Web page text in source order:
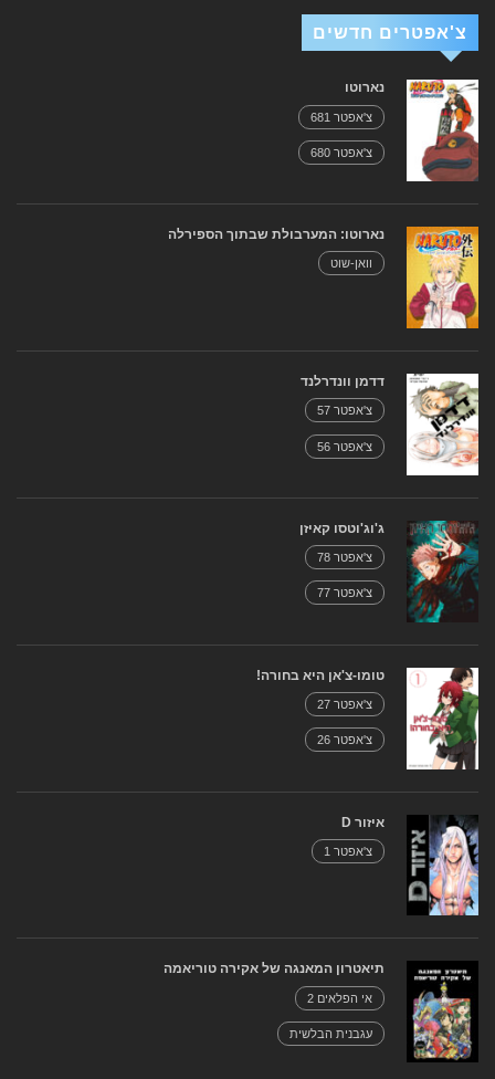
צ'אפטרים חדשים
נארוטו
צ'אפטר 681
צ'אפטר 680
נארוטו: המערבולת שבתוך הספירלה
וואן-שוט
דדמן וונדרלנד
צ'אפטר 57
צ'אפטר 56
ג'וג'וטסו קאיזן
צ'אפטר 78
צ'אפטר 77
טומו-צ'אן היא בחורה!
צ'אפטר 27
צ'אפטר 26
איזור D
צ'אפטר 1
תיאטרון המאנגה של אקירה טוריאמה
אי הפלאים 2
עגבנית הבלשית